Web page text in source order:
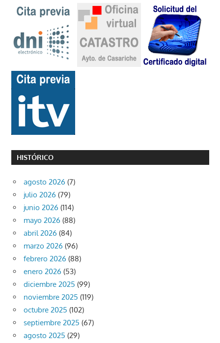
HISTÓRICO
agosto 2026 (7)
julio 2026 (79)
junio 2026 (114)
mayo 2026 (88)
abril 2026 (84)
marzo 2026 (96)
febrero 2026 (88)
enero 2026 (53)
diciembre 2025 (99)
noviembre 2025 (119)
octubre 2025 (102)
septiembre 2025 (67)
agosto 2025 (29)